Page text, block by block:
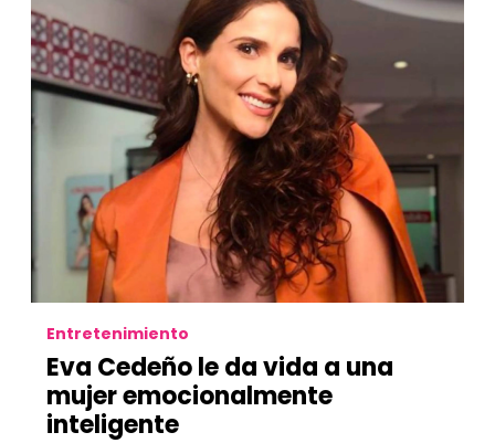
Entretenimiento
Eva Cedeño le da vida a una
mujer emocionalmente
inteligente